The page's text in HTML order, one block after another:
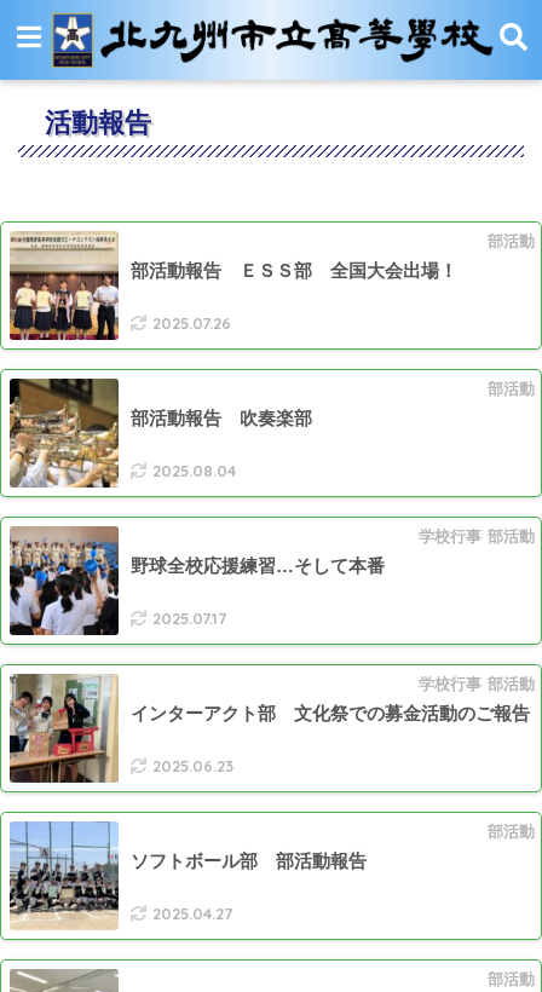
活動報告
部活動
部活動報告 ＥＳＳ部 全国大会出場！
2025.07.26
部活動
部活動報告 吹奏楽部
2025.08.04
学校行事 部活動
野球全校応援練習…そして本番
2025.07.17
学校行事 部活動
インターアクト部 文化祭での募金活動のご報告
2025.06.23
部活動
ソフトボール部 部活動報告
2025.04.27
部活動